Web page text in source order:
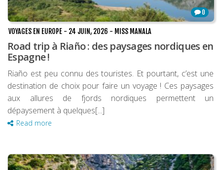
0
VOYAGES EN EUROPE - 24 JUIN, 2026 - MISS MANALA
Road trip à Riaño : des paysages nordiques en
Espagne !
Riaño est peu connu des touristes. Et pourtant, c’est une
destination de choix pour faire un voyage ! Ces paysages
aux allures de fjords nordiques permettent un
dépaysement à quelques[...]
Read more